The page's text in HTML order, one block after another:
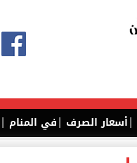
|أسعار الصرف |في المنام |